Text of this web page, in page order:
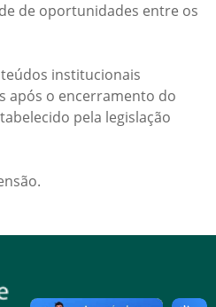
de oportunidades entre os
institucionais
após o encerramento do
pela legislação